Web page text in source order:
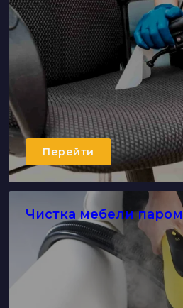
Перейти
Чистка мебели паром